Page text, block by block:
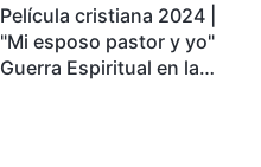
Película cristiana 2024 |
"Mi esposo pastor y yo"
Guerra Espiritual en la